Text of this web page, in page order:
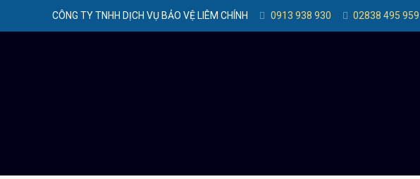
CÔNG TY TNHH DỊCH VỤ BẢO VỆ LIÊM CHÍNH 0913 938 930 02838 495 959